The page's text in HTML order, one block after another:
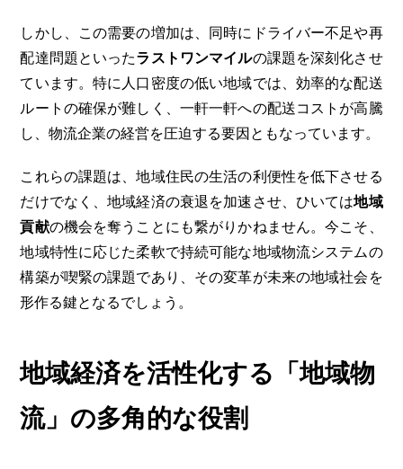
しかし、この需要の増加は、同時にドライバー不足や再
配達問題といったラストワンマイルの課題を深刻化させ
ています。特に人口密度の低い地域では、効率的な配送
ルートの確保が難しく、一軒一軒への配送コストが高騰
し、物流企業の経営を圧迫する要因ともなっています。
これらの課題は、地域住民の生活の利便性を低下させる
だけでなく、地域経済の衰退を加速させ、ひいては地域
貢献の機会を奪うことにも繋がりかねません。今こそ、
地域特性に応じた柔軟で持続可能な地域物流システムの
構築が喫緊の課題であり、その変革が未来の地域社会を
形作る鍵となるでしょう。
地域経済を活性化する「地域物
流」の多角的な役割